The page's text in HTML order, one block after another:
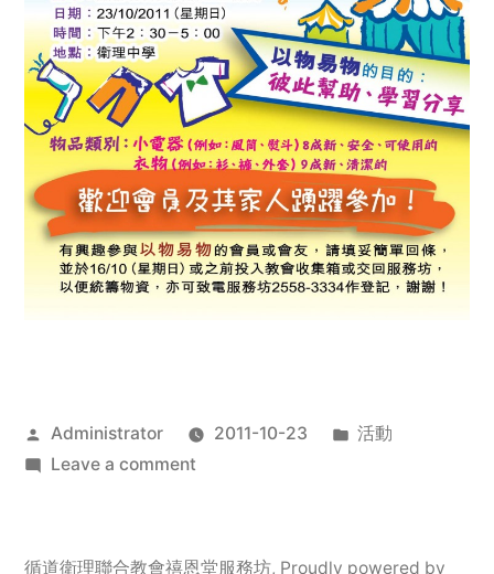
Posted
by
Administrator 2011-10-23
Posted
活動
Leave a commenton
服
循道衛理聯合教會禧恩堂服務坊, Proudly powered by